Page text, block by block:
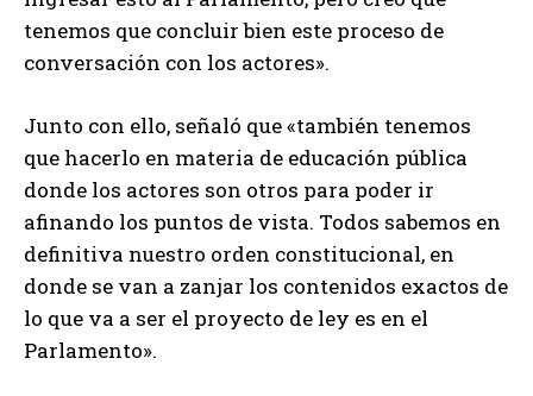
tenemos que concluir bien este proceso de
conversación con los actores».
Junto con ello, señaló que «también tenemos
que hacerlo en materia de educación pública
donde los actores son otros para poder ir
afinando los puntos de vista. Todos sabemos en
definitiva nuestro orden constitucional, en
donde se van a zanjar los contenidos exactos de
lo que va a ser el proyecto de ley es en el
Parlamento».